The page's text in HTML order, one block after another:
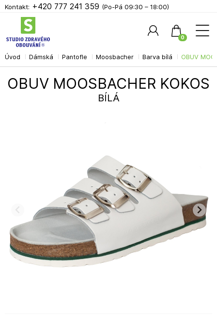
Úvod Dámská Pantofle Moosbacher Barva bílá OBUV
OBUV MOOSBACHER KOKOS
BÍLÁ
Kontakt: +420 777 241 359 (Po-Pá 09:30 – 18:00)
0